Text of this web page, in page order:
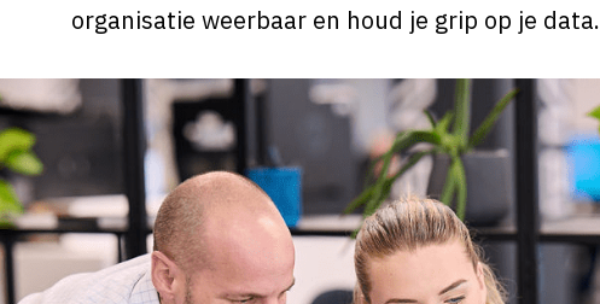
organisatie weerbaar en houd je grip op je data.